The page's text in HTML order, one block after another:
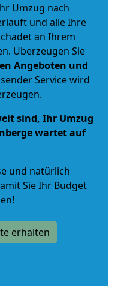
Umzug nach
und alle Ihre
an Ihrem
Überzeugen Sie
Angeboten und
Service wird
sind, Ihr Umzug
wartet auf
und natürlich
Sie Ihr Budget
erhalten